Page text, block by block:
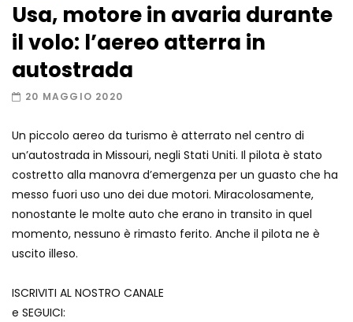
Amiocuggino fa saltare in aria il drone
Record di baci in 30 secondi
Due navi USA si scontrano in mare
Auto coperta dal letame dopo
Usa, motore in avaria durante
il volo: l’aereo atterra in
autostrada
20 MAGGIO 2020
Un piccolo aereo da turismo è atterrato nel centro di
un’autostrada in Missouri, negli Stati Uniti. Il pilota è stato
costretto alla manovra d’emergenza per un guasto che ha
messo fuori uso uno dei due motori. Miracolosamente,
nonostante le molte auto che erano in transito in quel
momento, nessuno è rimasto ferito. Anche il pilota ne è
uscito illeso.
ISCRIVITI AL NOSTRO CANALE
e SEGUICI: